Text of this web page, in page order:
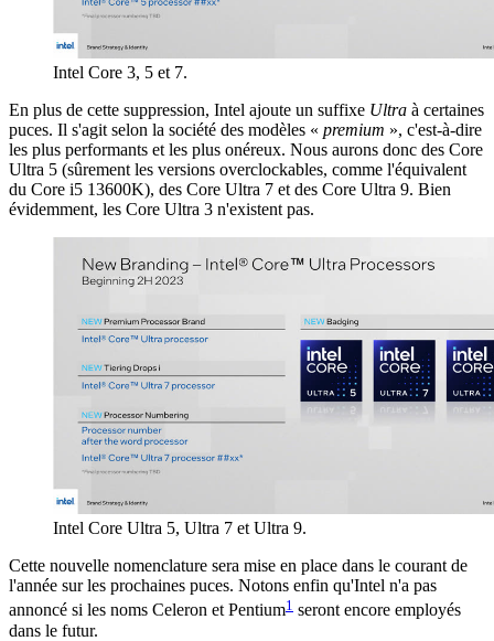
Intel Core 3, 5 et 7.
En plus de cette suppression, Intel ajoute un suffixe Ultra à certaines
puces. Il s'agit selon la société des modèles « premium », c'est-à-dire
les plus performants et les plus onéreux. Nous aurons donc des Core
Ultra 5 (sûrement les versions overclockables, comme l'équivalent
du Core i5 13600K), des Core Ultra 7 et des Core Ultra 9. Bien
évidemment, les Core Ultra 3 n'existent pas.
Intel Core Ultra 5, Ultra 7 et Ultra 9.
Cette nouvelle nomenclature sera mise en place dans le courant de
l'année sur les prochaines puces. Notons enfin qu'Intel n'a pas
annoncé si les noms Celeron et Pentium1 seront encore employés
dans le futur.